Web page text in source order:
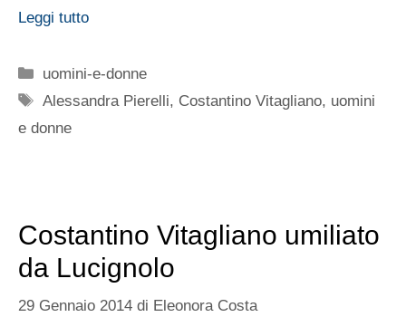
Leggi tutto
Categorie
uomini-e-donne
Tag
Alessandra Pierelli, Costantino Vitagliano, uomini
e donne
Costantino Vitagliano umiliato
da Lucignolo
29 Gennaio 2014 di Eleonora Costa